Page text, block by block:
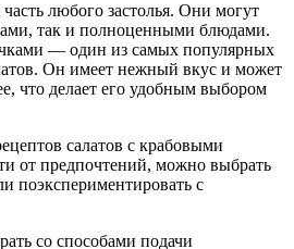
любого застолья. Они могут
так и полноценными блюдами.
— один из самых популярных
Он имеет нежный вкус и может
что делает его удобным выбором
салатов с крабовыми
от предпочтений, можно выбрать
поэкспериментировать с
со способами подачи